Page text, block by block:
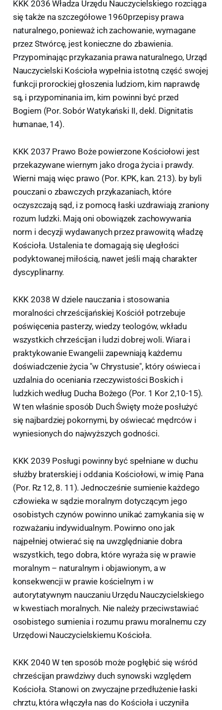
KKK 2036 Władza Urzędu Nauczycielskiego rozciąga
się także na szczegółowe 1960przepisy prawa
naturalnego, ponieważ ich zachowanie, wymagane
przez Stwórcę, jest konieczne do zbawienia.
Przypominając przykazania prawa naturalnego, Urząd
Nauczycielski Kościoła wypełnia istotną część swojej
funkcji prorockiej głoszenia ludziom, kim naprawdę
są, i przypominania im, kim powinni być przed
Bogiem (Por. Sobór Watykański II, dekl. Dignitatis
humanae, 14).
KKK 2037 Prawo Boże powierzone Kościołowi jest
przekazywane wiernym jako droga życia i prawdy.
Wierni mają więc prawo (Por. KPK, kan. 213). by byli
pouczani o zbawczych przykazaniach, które
oczyszczają sąd, i z pomocą łaski uzdrawiają zraniony
rozum ludzki. Mają oni obowiązek zachowywania
norm i decyzji wydawanych przez prawowitą władzę
Kościoła. Ustalenia te domagają się uległości
podyktowanej miłością, nawet jeśli mają charakter
dyscyplinarny.
KKK 2038 W dziele nauczania i stosowania
moralności chrześcijańskiej Kościół potrzebuje
poświęcenia pasterzy, wiedzy teologów, wkładu
wszystkich chrześcijan i ludzi dobrej woli. Wiara i
praktykowanie Ewangelii zapewniają każdemu
doświadczenie życia "w Chrystusie", który oświeca i
uzdalnia do oceniania rzeczywistości Boskich i
ludzkich według Ducha Bożego (Por. 1 Kor 2,10-15).
W ten właśnie sposób Duch Święty może posłużyć
się najbardziej pokornymi, by oświecać mędrców i
wyniesionych do najwyższych godności.
KKK 2039 Posługi powinny być spełniane w duchu
służby braterskiej i oddania Kościołowi, w imię Pana
(Por. Rz 12, 8. 11). Jednocześnie sumienie każdego
człowieka w sądzie moralnym dotyczącym jego
osobistych czynów powinno unikać zamykania się w
rozważaniu indywidualnym. Powinno ono jak
najpełniej otwierać się na uwzględnianie dobra
wszystkich, tego dobra, które wyraża się w prawie
moralnym – naturalnym i objawionym, a w
konsekwencji w prawie kościelnym i w
autorytatywnym nauczaniu Urzędu Nauczycielskiego
w kwestiach moralnych. Nie należy przeciwstawiać
osobistego sumienia i rozumu prawu moralnemu czy
Urzędowi Nauczycielskiemu Kościoła.
KKK 2040 W ten sposób może pogłębić się wśród
chrześcijan prawdziwy duch synowski względem
Kościoła. Stanowi on zwyczajne przedłużenie łaski
chrztu, która włączyła nas do Kościoła i uczyniła